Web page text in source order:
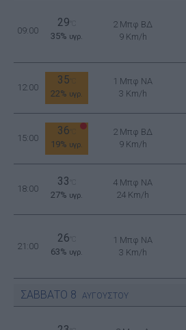
09:00
29
35% υγρ.
2 Μπφ ΒΔ
9 Km/h
12:00
35
22% υγρ.
1 Μπφ NA
3 Km/h
15:00
36
19% υγρ.
2 Μπφ ΒΔ
9 Km/h
18:00
33
27% υγρ.
4 Μπφ NA
24 Km/h
21:00
26
63% υγρ.
1 Μπφ NA
3 Km/h
ΣΑΒΒΑΤΟ 8 ΑΥΓΟΥΣΤΟΥ